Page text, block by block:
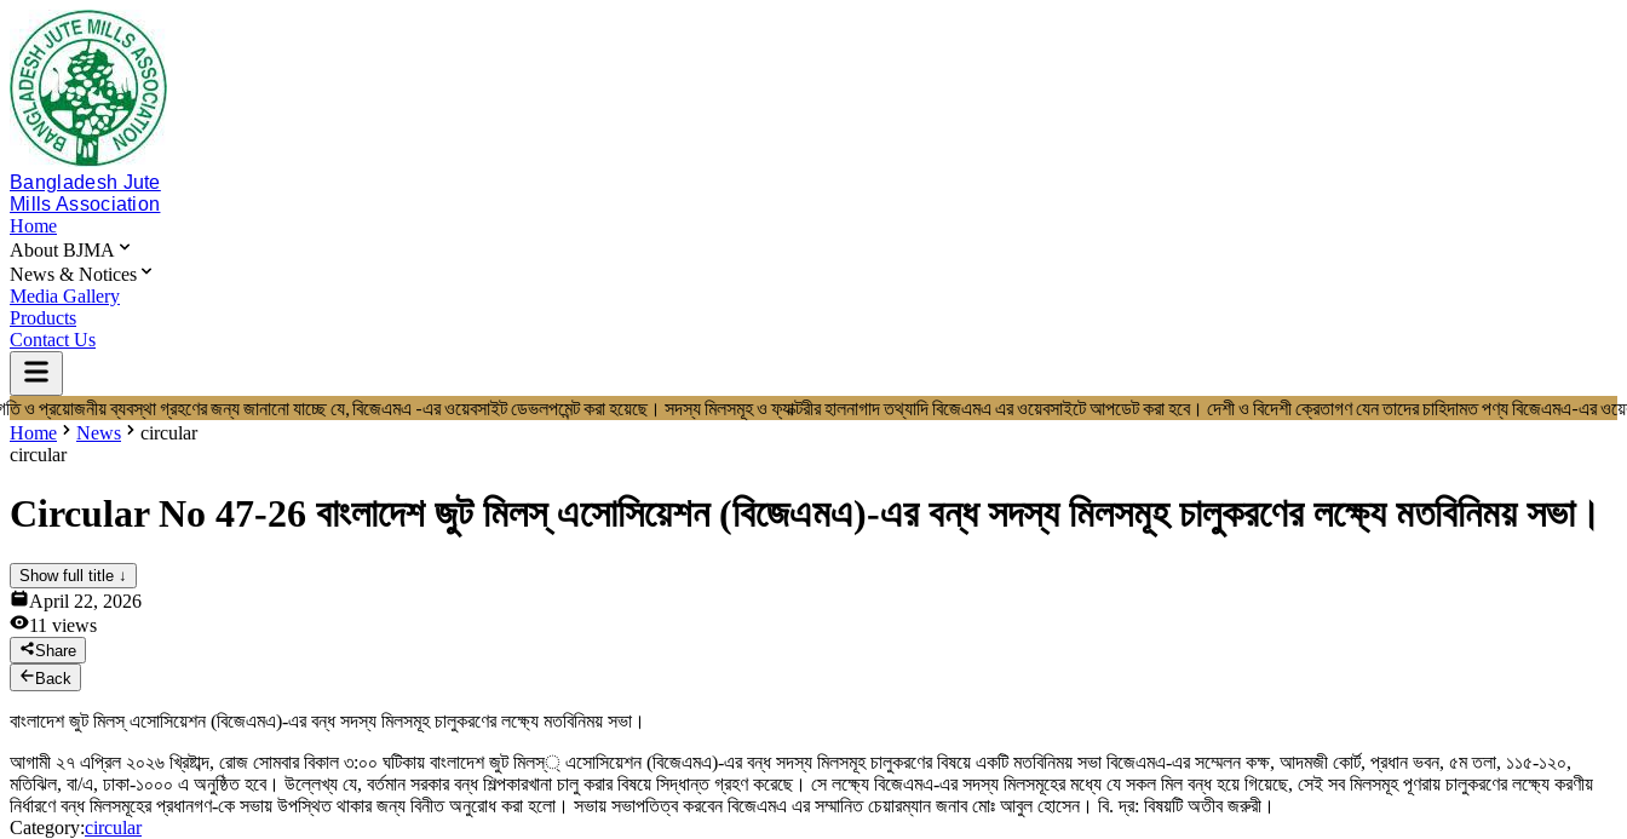
Bangladesh Jute
Mills Association
Home
About BJMA
News & Notices
Media Gallery
Products
Contact Us
Home
About BJMA
About Us
Secretariat & Staff
Members List
News & Notices
Publications
Media Gallery
Products
Contact Us
প্রয়োজনীয় ব্যবস্থা গ্রহণের জন্য জানানো যাচ্ছে যে, বিজেএমএ -এর ওয়েবসাইট ডেভলপমেন্ট করা হয়েছে। সদস্য মিলসমূহ ও ফ্যাক্টরীর হালনাগাদ তথ্যাদি বিজেএমএ এর ওয়েবসাইটে আপডেট করা হবে। দেশী ও বিদেশী ক্রেতাগণ যেন
Home News
circular
circular
Circular No 47-26 বাংলাদেশ জুট মিলস্ এসোসিয়েশন (বিজেএমএ)-এর বন্ধ সদস্য মিলসমূহ চালুকরণের লক্ষ্যে মতবিনিময় সভা।
Show full title ↓
April 22, 2026
11 views
Share
Back
বাংলাদেশ জুট মিলস্ এসোসিয়েশন (বিজেএমএ)-এর বন্ধ সদস্য মিলসমূহ চালুকরণের লক্ষ্যে মতবিনিময় সভা।
আগামী ২৭ এপ্রিল ২০২৬ খ্রিষ্টাব্দ, রোজ সোমবার বিকাল ৩:০০ ঘটিকায় বাংলাদেশ জুট মিলস্্ এসোসিয়েশন (বিজেএমএ)-এর বন্ধ সদস্য মিলসমূহ চালুকরণের বিষয়ে একটি মতবিনিময় সভা বিজেএমএ-এর সম্মেলন কক্ষ, আদমজী কোর্ট, প্রধান ভবন, ৫ম তলা, ১১৫-১২০,
মতিঝিল, বা/এ, ঢাকা-১০০০ এ অনুষ্ঠিত হবে। উল্লেখ্য যে, বর্তমান সরকার বন্ধ শিল্পকারখানা চালু করার বিষয়ে সিদ্ধান্ত গ্রহণ করেছে। সে লক্ষ্যে বিজেএমএ-এর সদস্য মিলসমূহের মধ্যে যে সকল মিল বন্ধ হয়ে গিয়েছে, সেই সব মিলসমূহ পূণরায় চালুকরণের লক্ষ্যে করণীয়
নির্ধারণে বন্ধ মিলসমূহের প্রধানগণ-কে সভায় উপস্থিত থাকার জন্য বিনীত অনুরোধ করা হলো। সভায় সভাপতিত্ব করবেন বিজেএমএ এর সম্মানিত চেয়ারম্যান জনাব মোঃ আবুল হোসেন। বি. দ্র: বিষয়টি অতীব জরুরী।
Category:circular